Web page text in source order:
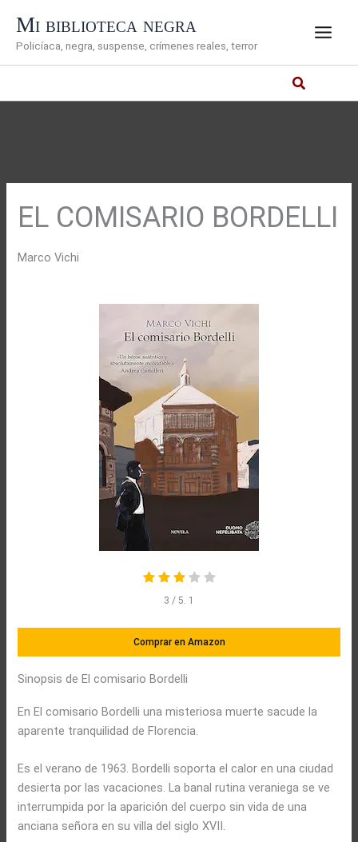
contenido
Mi biblioteca negra
Policíaca, negra, suspense, crímenes reales, terror
EL COMISARIO BORDELLI
Marco Vichi
3 / 5. 1
Comprar en Amazon
Sinopsis de El comisario Bordelli
En El comisario Bordelli una misteriosa muerte sacude la
aparente tranquilidad de Florencia.
Es el verano de 1963. Bordelli soporta el calor en una ciudad
desierta por las vacaciones. La banal rutina veraniega se ve
interrumpida por la aparición del cuerpo sin vida de una
anciana señora en su villa del siglo XVII.